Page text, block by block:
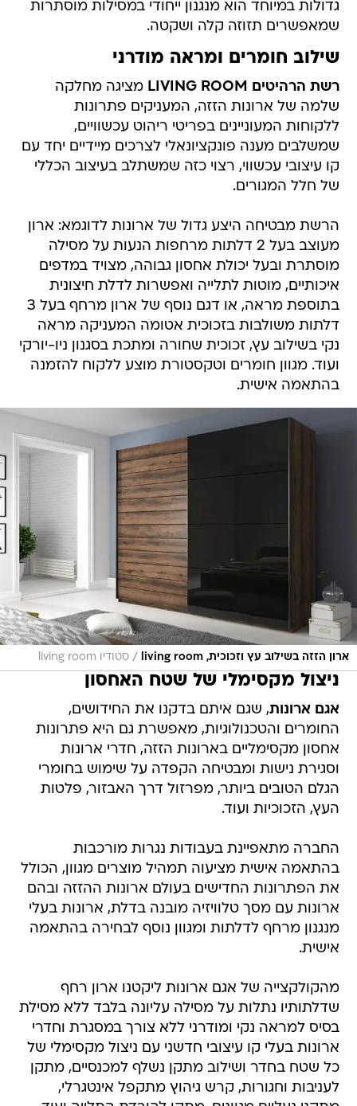
גדולות במיוחד הוא מנגנון ייחודי במסילות מוסתרות
שמאפשרים תזוזה קלה ושקטה.
שילוב חומרים ומראה מודרני
רשת הרהיטים LIVING ROOM
מציגה מחלקה
שלמה של ארונות הזזה, המעניקים פתרונות
ללקוחות המעוניינים בפריטי ריהוט עכשוויים,
שמשלבים מענה פונקציונאלי לצרכים מיידיים יחד עם
קו עיצובי עכשווי, רצוי כזה שמשתלב בעיצוב הכללי
של חלל המגורים.
הרשת מבטיחה היצע גדול של ארונות לדוגמא: ארון
מעוצב בעל 2 דלתות מרחפות הנעות על מסילה
מוסתרת ובעל יכולת אחסון גבוהה, מצויד במדפים
איכותיים, מוטות לתלייה ואפשרות לדלת חיצונית
בתוספת מראה, או דגם נוסף של ארון מרחף בעל 3
דלתות משולבות בזכוכית אטומה המעניקה מראה
נקי בשילוב עץ, זכוכית שחורה ומתכת בסגנון ניו-יורקי
ועוד. מגוון חומרים וטקסטורת מוצע ללקוח להזמנה
בהתאמה אישית.
ארון הזזה בשילוב עץ וזכוכית, living room / סטודיו living room
ניצול מקסימלי של שטח האחסון
אגם ארונות, שגם איתם בדקנו את החידושים,
החומרים והטכנולוגיות, מאפשרת גם היא פתרונות
אחסון מקסימליים בארונות הזזה, חדרי ארונות
וסגירת נישות ומבטיחה הקפדה על שימוש בחומרי
הגלם הטובים ביותר, מפרזול דרך האבזור, פלטות
העץ, הזכוכיות ועוד.
החברה מתאפיינת בעבודות נגרות מורכבות
בהתאמה אישית מציעוה תמהיל מוצרים מגוון, הכולל
את הפתרונות החדישים בעולם ארונות ההזזה ובהם
ארונות עם מסך טלוויזיה מובנה בדלת, ארונות בעלי
מנגנון מרחף לדלתות ומגוון נוסף לבחירה בהתאמה
אישית.
מהקולקצייה של אגם ארונות ליקטנו ארון רחף
שדלתותיו נתלות על מסילה עליונה בלבד ללא מסילת
בסיס למראה נקי ומודרני ללא צורך במסגרת וחדרי
ארונות בעלי קו עיצובי חדשני עם ניצול מקסימלי של
כל שטח בחדר ושילוב מתקן נשלף למכנסיים, מתקן
לעניבות וחגורות, קרש גיהוץ מתקפל אינטגרלי,